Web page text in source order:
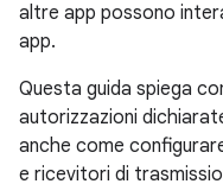
altre app possono
app.
Questa guida spiega
autorizzazioni
anche come
e ricevitori di